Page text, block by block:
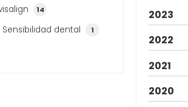
14
Sensibilidad dental 1
2023
2022
2021
2020